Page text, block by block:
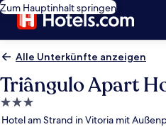
Zum Hauptinhalt springen
Alle Unterkünfte anzeigen
Triângulo Apart
3.0-
Sterne-
Hotel am Strand in Vitoria mit